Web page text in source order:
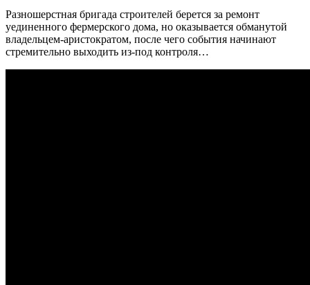
Разношерстная бригада строителей берется за ремонт
уединенного фермерского дома, но оказывается обманутой
владельцем-аристократом, после чего события начинают
стремительно выходить из-под контроля…